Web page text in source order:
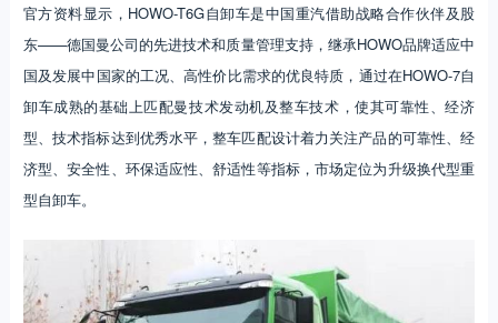
官方资料显示，HOWO-T6G自卸车是中国重汽借助战略合作伙伴及股
东——德国曼公司的先进技术和质量管理支持，继承HOWO品牌适应中
国及发展中国家的工况、高性价比需求的优良特质，通过在HOWO-7自
卸车成熟的基础上匹配曼技术发动机及整车技术，使其可靠性、经济
型、技术指标达到优秀水平，整车匹配设计着力关注产品的可靠性、经
济型、安全性、环保适应性、舒适性等指标，市场定位为升级换代型重
型自卸车。